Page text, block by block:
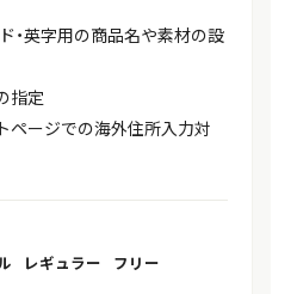
・英字用の商品名や素材の設
指定
ページでの海外住所入力対
レギュラー フリー